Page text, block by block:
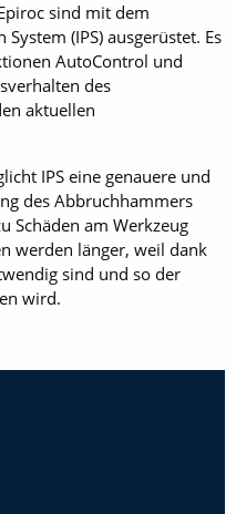
sind mit dem
(IPS) ausgerüstet. Es
AutoControl und
des
aktuellen
IPS eine genauere und
des Abbruchhammers
Schäden am Werkzeug
werden länger, weil dank
sind und so der
wird.